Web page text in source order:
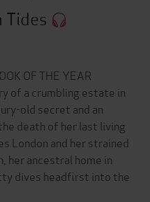
Tides
OF THE YEAR
of a crumbling estate in
old secret and an
death of her last living
London and her strained
her ancestral home in
dives headfirst into the